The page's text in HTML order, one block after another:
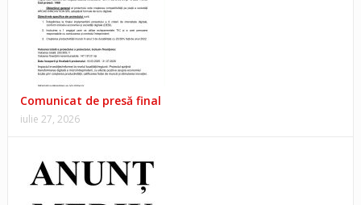
Comunicat de presă final
iulie 27, 2026